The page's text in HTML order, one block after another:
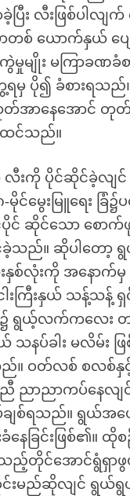
ပြီး လီးဖြစ်ပါလ
ာတစ် ယောက်နှယ်
မှုမျိုး မကြာခဏ
တွေ့ရမှ ပို၍ ခံစား
အာနေအောင် တု
ထင်သည်။
ကို ပိုင်ဆိုင်ခဲ့လျင်
င်မွေးမြူရေး ခ
င် ဆိုင်သော စော
ဆိုပါတော့ ရွယ်ရွယ်
လုံးကို အနောက်မှ
းကြီးနှယ် သန့်သန့်
ရွယ့်လက်ကလေး တ
ပ်ခါး မလိမ်း ဖ
ဝတ်လစ် စလစ်နှင့်
ညီညီ ညာညာကပ်န
ရသည်။ ရွယ်အပေါ်
နေခြင်းဖြစ်၏။
ည့်တိုင်အောင်ရွံရှာ
င်းမည်ဆိုလျင် ရွ